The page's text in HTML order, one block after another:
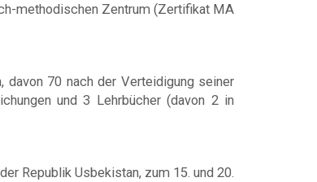
methodischen Zentrum (Zertifikat MA
70 nach der Verteidigung seiner
und 3 Lehrbücher (davon 2 in
Republik Usbekistan, zum 15. und 20.